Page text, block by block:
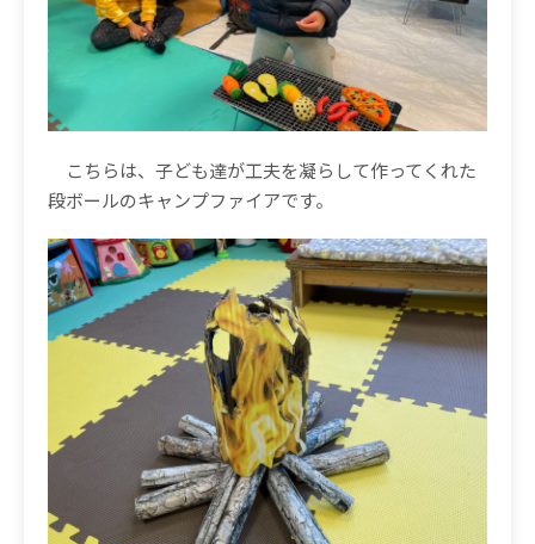
こちらは、子ども達が工夫を凝らして作ってくれた
段ボールのキャンプファイアです。